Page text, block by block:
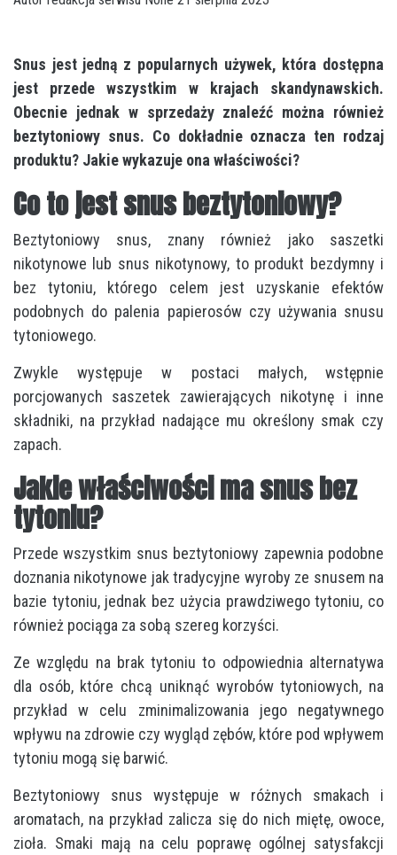
Snus jest jedną z popularnych używek, która dostępna
jest przede wszystkim w krajach skandynawskich.
Obecnie jednak w sprzedaży znaleźć można również
beztytoniowy snus. Co dokładnie oznacza ten rodzaj
produktu? Jakie wykazuje ona właściwości?
Co to jest snus beztytoniowy?
Beztytoniowy snus, znany również jako saszetki
nikotynowe lub snus nikotynowy, to produkt bezdymny i
bez tytoniu, którego celem jest uzyskanie efektów
podobnych do palenia papierosów czy używania snusu
tytoniowego.
Zwykle występuje w postaci małych, wstępnie
porcjowanych saszetek zawierających nikotynę i inne
składniki, na przykład nadające mu określony smak czy
zapach.
Jakie właściwości ma snus bez
tytoniu?
Przede wszystkim snus beztytoniowy zapewnia podobne
doznania nikotynowe jak tradycyjne wyroby ze snusem na
bazie tytoniu, jednak bez użycia prawdziwego tytoniu, co
również pociąga za sobą szereg korzyści.
Ze względu na brak tytoniu to odpowiednia alternatywa
dla osób, które chcą uniknąć wyrobów tytoniowych, na
przykład w celu zminimalizowania jego negatywnego
wpływu na zdrowie czy wygląd zębów, które pod wpływem
tytoniu mogą się barwić.
Beztytoniowy snus występuje w różnych smakach i
aromatach, na przykład zalicza się do nich miętę, owoce,
zioła. Smaki mają na celu poprawę ogólnej satysfakcji